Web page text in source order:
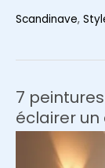
en
2026
?
Scandinave,
7
éclairer